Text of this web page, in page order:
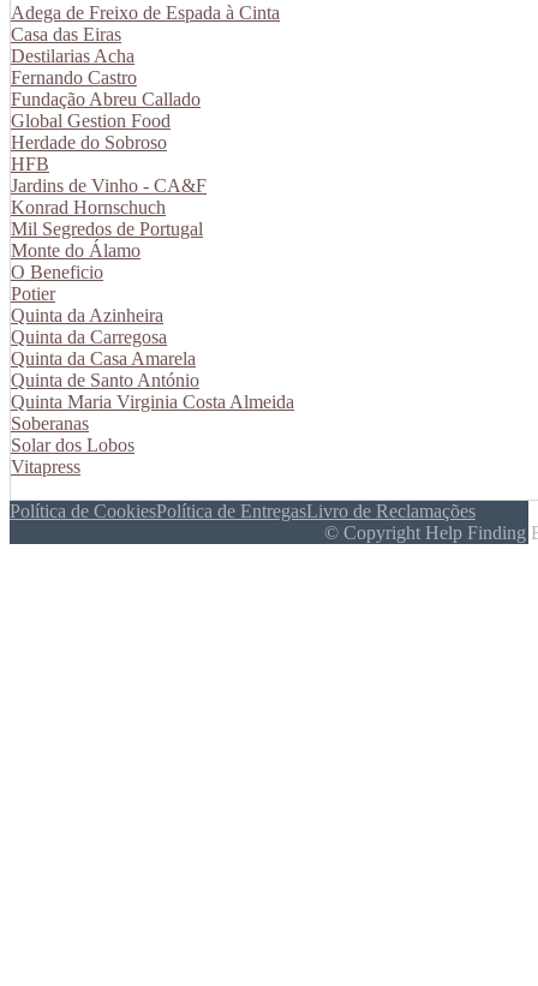
Adega de Freixo de Espada à Cinta
Casa das Eiras
Destilarias Acha
Fernando Castro
Fundação Abreu Callado
Global Gestion Food
Herdade do Sobroso
HFB
Jardins de Vinho - CA&F
Konrad Hornschuch
Mil Segredos de Portugal
Monte do Álamo
O Beneficio
Potier
Quinta da Azinheira
Quinta da Carregosa
Quinta da Casa Amarela
Quinta de Santo António
Quinta Maria Virginia Costa Almeida
Soberanas
Solar dos Lobos
Vitapress
Política de CookiesPolítica de EntregasLivro de Reclamações
© Copyright Help Finding